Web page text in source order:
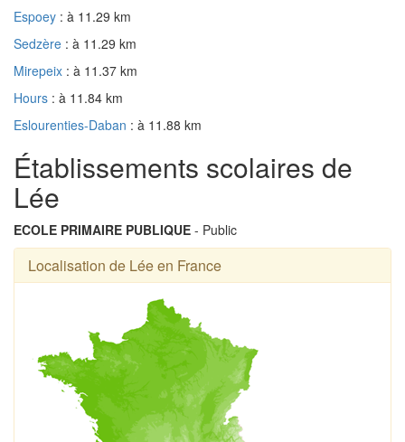
Espoey : à 11.29 km
Sedzère : à 11.29 km
Mirepeix : à 11.37 km
Hours : à 11.84 km
Eslourenties-Daban : à 11.88 km
Établissements scolaires de
Lée
ECOLE PRIMAIRE PUBLIQUE - Public
Localisation de Lée en France